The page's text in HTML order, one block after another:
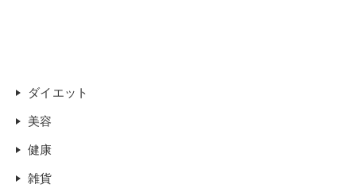
ダイエット
美容
健康
雑貨